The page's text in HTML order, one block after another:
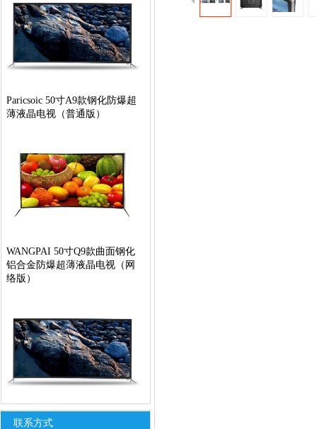
Paricsoic 50寸A9款钢化防爆超
薄液晶电视（普通版）
WANGPAI 50寸Q9款曲面钢化
铝合金防爆超薄液晶电视（网
络版）
Paricsoic 50寸A9款钢化防爆超
薄液晶电视（普通版）
双击此处添加文字
联系方式